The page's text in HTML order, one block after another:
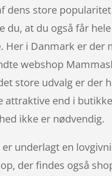
dens store
du, at du også får
i Danmark er der
webshop
store udvalg er der
end i
ikke er nødvendig.
underlagt en
der findes også